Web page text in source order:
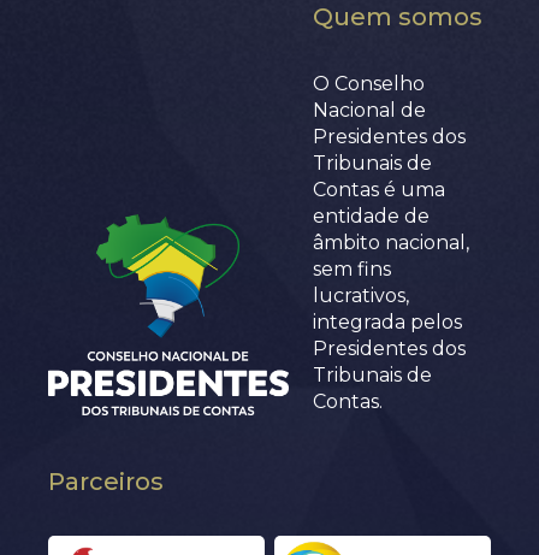
Quem somos
O Conselho
Nacional de
Presidentes dos
Tribunais de
Contas é uma
entidade de
âmbito nacional,
sem fins
lucrativos,
integrada pelos
Presidentes dos
Tribunais de
Contas.
Parceiros